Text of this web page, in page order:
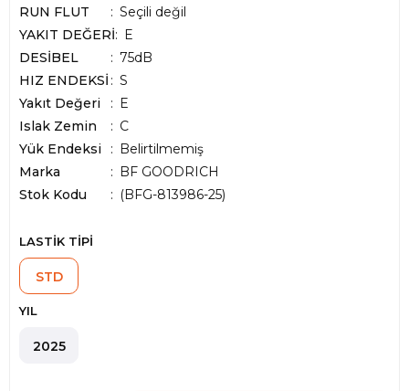
RUN FLUT
Seçili değil
YAKIT DEĞERİ
E
DESİBEL
75dB
HIZ ENDEKSİ
S
Yakıt Değeri
E
Islak Zemin
C
Yük Endeksi
Belirtilmemiş
Marka
: BF GOODRICH
Stok Kodu
(BFG-813986-25)
LASTİK TİPİ
STD
YIL
2025